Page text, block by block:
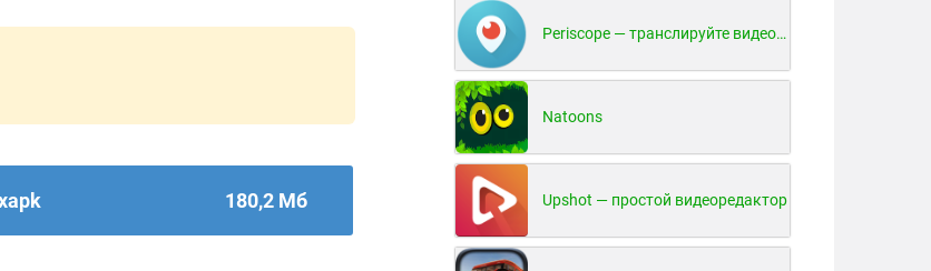
180,2 Мб
Periscope — транслируйте видео в реальном времени!
Natoons
Upshot — простой видеоредактор